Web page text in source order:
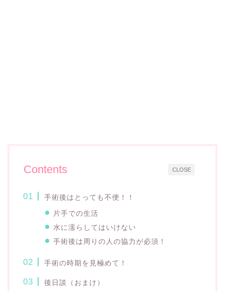
CLOSE
Contents
手術後はとっても不便！！
片手での生活
水に濡らしてはいけない
手術後は周りの人の協力が必須！
手術の時期を見極めて！
後日談（おまけ）